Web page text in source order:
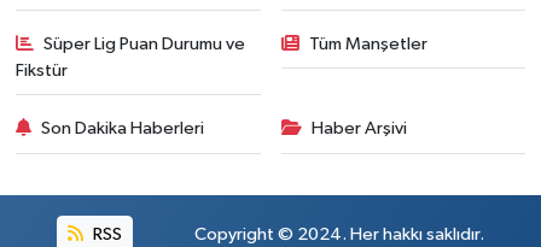
Süper Lig Puan Durumu ve
Fikstür
Tüm Manşetler
Son Dakika Haberleri Haber Arşivi
RSS Copyright © 2024. Her hakkı saklıdır.